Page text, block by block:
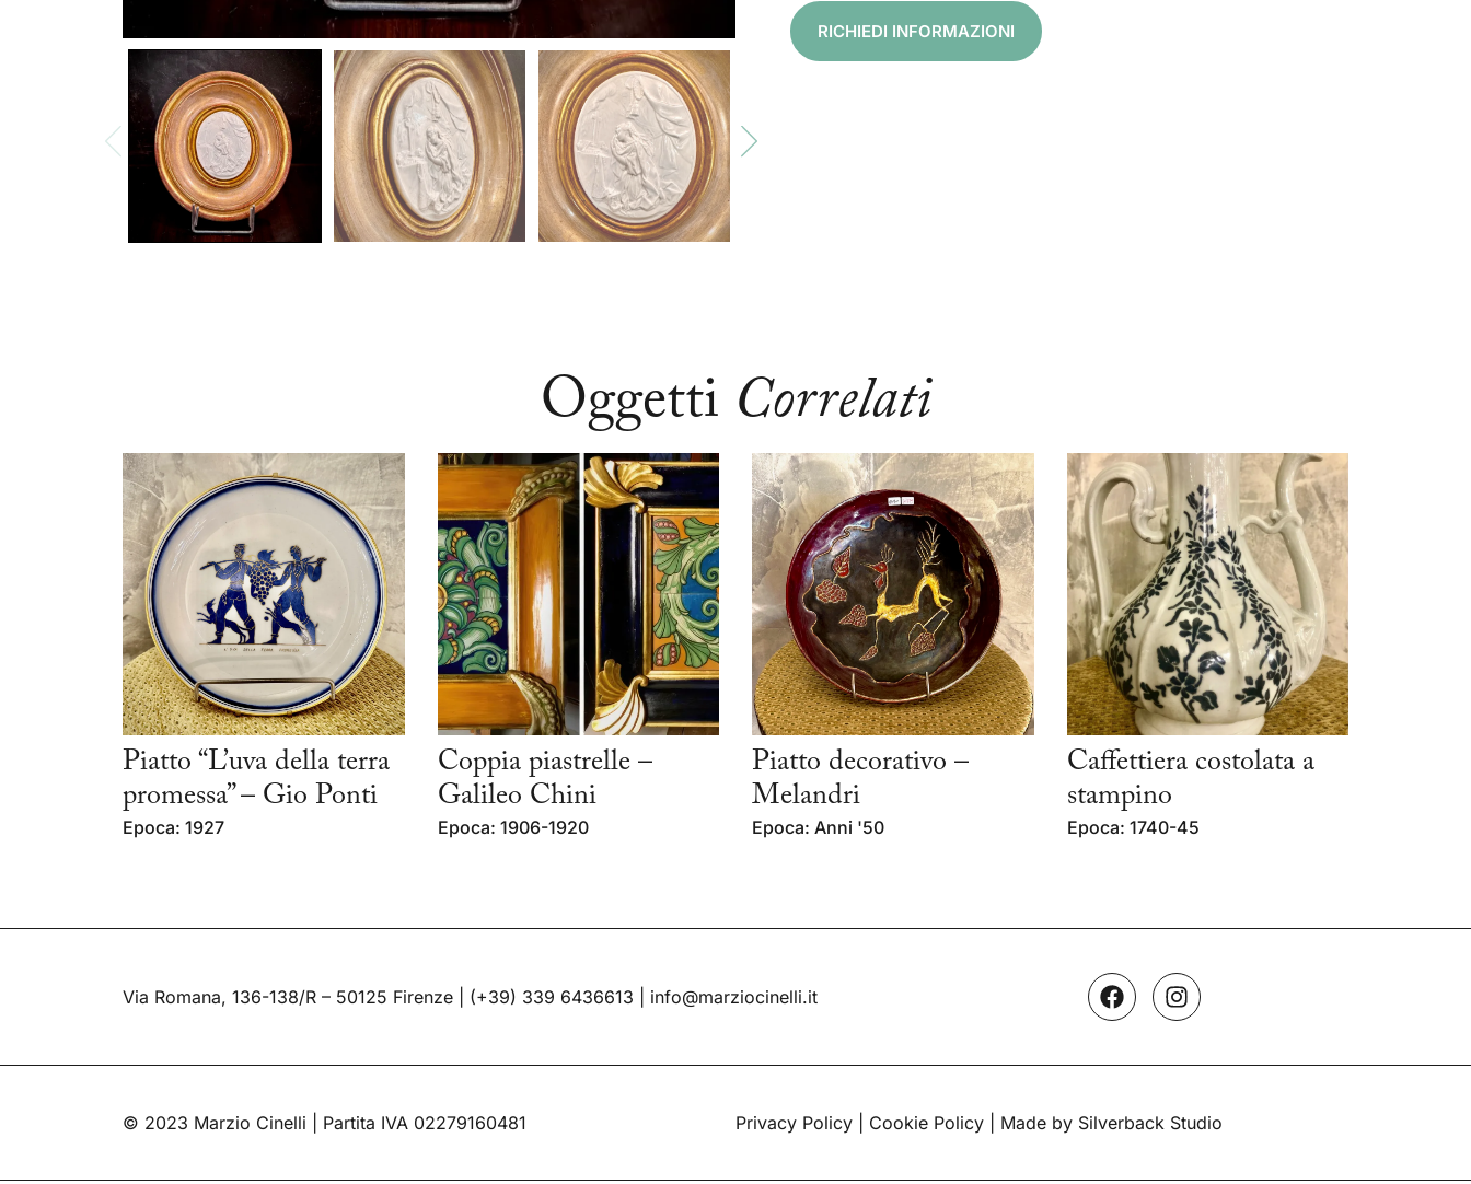
RICHIEDI INFORMAZIONI
Oggetti Correlati
Piatto “L’uva della terra
promessa” – Gio Ponti
Epoca: 1927
Coppia piastrelle –
Galileo Chini
Epoca: 1906-1920
Piatto decorativo –
Melandri
Epoca: Anni '50
Caffettiera costolata a
stampino
Epoca: 1740-45
Via Romana, 136-138/R – 50125 Firenze | (+39) 339 6436613 info@marziocinelli.it
© 2023 Marzio Cinelli | Partita IVA 02279160481 Privacy Policy Cookie Policy | Made by Silverback Studio